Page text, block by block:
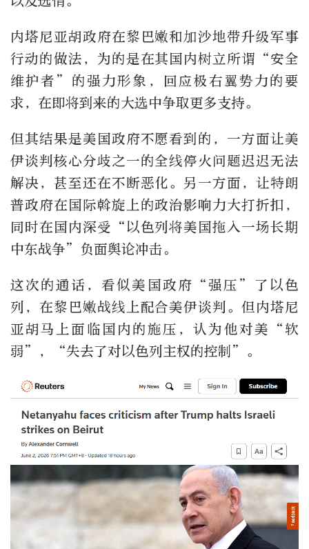
内塔尼亚胡政府在黎巴嫩和加沙地带升级军事
行动的做法，为的是在其国内树立所谓“安全
维护者”的强力形象，回应极右翼势力的要
求，在即将到来的大选中争取更多支持。
但其结果是美国政府不愿看到的，一方面让美
伊谈判核心分歧之一的全线停火问题迟迟无法
解决，甚至还在不断恶化。另一方面，让特朗
普政府在国际斡旋上的政治影响力大打折扣，
同时在国内深受“以色列将美国拖入一场长期
中东战争”负面舆论冲击。
这次的通话，看似美国政府“强压”了以色
列，在黎巴嫩战线上配合美伊谈判。但内塔尼
亚胡马上面临国内的施压，认为他对美“软
弱”，“失去了对以色列主权的控制”。